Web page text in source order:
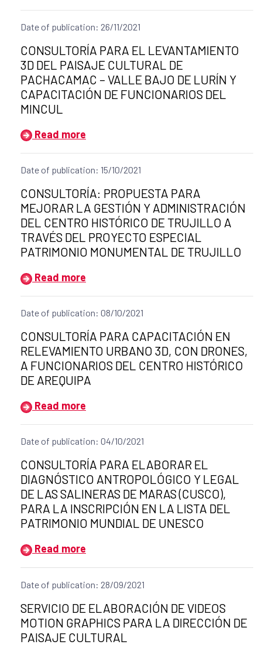
Date of publication: 26/11/2021
Title of the announcement:
CONSULTORÍA PARA EL LEVANTAMIENTO
3D DEL PAISAJE CULTURAL DE
PACHACAMAC – VALLE BAJO DE LURÍN Y
CAPACITACIÓN DE FUNCIONARIOS DEL
MINCUL
Read more
Date of publication: 15/10/2021
Title of the announcement:
CONSULTORÍA: PROPUESTA PARA
MEJORAR LA GESTIÓN Y ADMINISTRACIÓN
DEL CENTRO HISTÓRICO DE TRUJILLO A
TRAVÉS DEL PROYECTO ESPECIAL
PATRIMONIO MONUMENTAL DE TRUJILLO
Read more
Date of publication: 08/10/2021
Title of the announcement:
CONSULTORÍA PARA CAPACITACIÓN EN
RELEVAMIENTO URBANO 3D, CON DRONES,
A FUNCIONARIOS DEL CENTRO HISTÓRICO
DE AREQUIPA
Read more
Date of publication: 04/10/2021
Title of the announcement:
CONSULTORÍA PARA ELABORAR EL
DIAGNÓSTICO ANTROPOLÓGICO Y LEGAL
DE LAS SALINERAS DE MARAS (CUSCO),
PARA LA INSCRIPCIÓN EN LA LISTA DEL
PATRIMONIO MUNDIAL DE UNESCO
Read more
Date of publication: 28/09/2021
Title of the announcement:
SERVICIO DE ELABORACIÓN DE VIDEOS
MOTION GRAPHICS PARA LA DIRECCIÓN DE
PAISAJE CULTURAL